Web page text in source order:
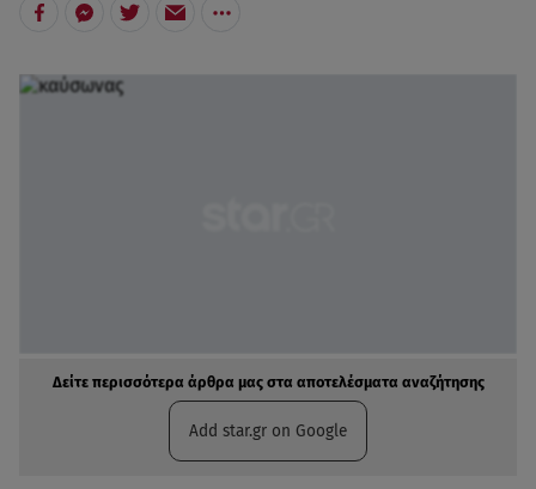
Δείτε περισσότερα άρθρα μας στα αποτελέσματα αναζήτησης
Add star.gr on Google